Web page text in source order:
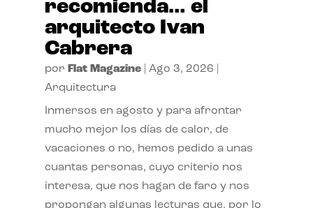
recomienda… el
arquitecto Ivan
Cabrera
por Flat Magazine| Ago 3, 2026
Arquitectura
Inmersos en agosto y para afrontar
mucho mejor los días de calor, de
vacaciones o no, hemos pedido a unas
cuantas personas, cuyo criterio nos
interesa, que nos hagan de faro y nos
propongan algunas lecturas que, por lo